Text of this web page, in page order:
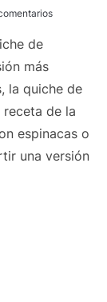
de
más
la quiche de
de la
espinacas o
una versión